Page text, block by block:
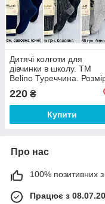
Дитячі колготи для
дівчинки в школу. ТМ
Belino Туреччина.
220 ₴
Купити
Про нас
100% позитивних з
Працює з